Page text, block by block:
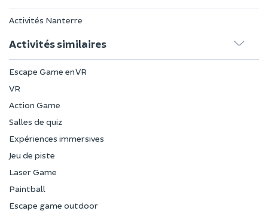
Activités Nanterre
Activités similaires
Escape Game en VR
VR
Action Game
Salles de quiz
Expériences immersives
Jeu de piste
Laser Game
Paintball
Escape game outdoor